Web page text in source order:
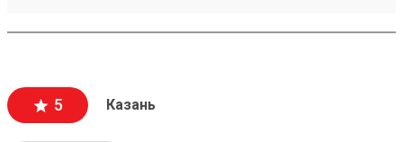
заказа №260626919. Пришли за неделю до адреса
стоимости. Упаковано надежно - товар обшит
деревянным щитом. Есть приложение и сайт, что
5 Казань